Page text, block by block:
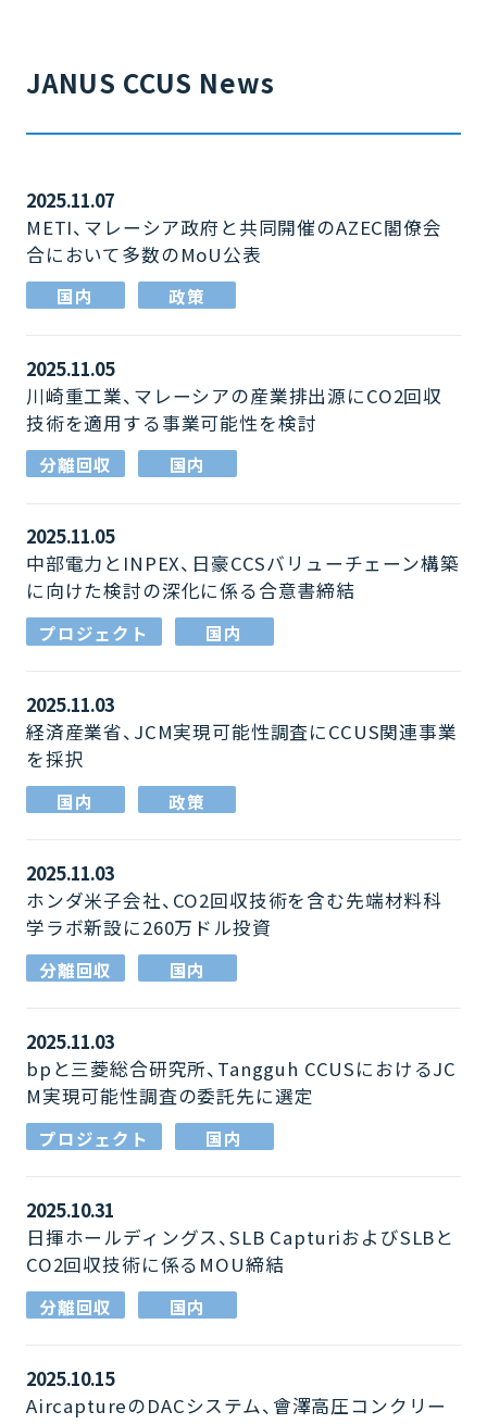
JANUS CCUS News
2025.11.07
METI、マレーシア政府と共同開催のAZEC閣僚会
合において多数のMoU公表
国内 政策
2025.11.05
川崎重工業、マレーシアの産業排出源にCO2回収
技術を適用する事業可能性を検討
分離回収 国内
2025.11.05
中部電力とINPEX、日豪CCSバリューチェーン構築
に向けた検討の深化に係る合意書締結
プロジェクト 国内
2025.11.03
経済産業省、JCM実現可能性調査にCCUS関連事業
を採択
国内 政策
2025.11.03
ホンダ米子会社、CO2回収技術を含む先端材料科
学ラボ新設に260万ドル投資
分離回収 国内
2025.11.03
bpと三菱総合研究所、Tangguh CCUSにおけるJC
M実現可能性調査の委託先に選定
プロジェクト 国内
2025.10.31
日揮ホールディングス、SLB CapturiおよびSLBと
CO2回収技術に係るMOU締結
分離回収 国内
2025.10.15
AircaptureのDACシステム、會澤高圧コンクリー